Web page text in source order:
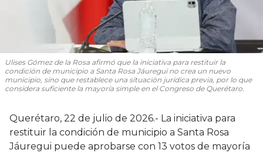
Ulises Gómez de la Rosa afirmó que la iniciativa para restituir la
condición de municipio a Santa Rosa Jáuregui no crea un nuevo
municipio, sino que restablece una situación jurídica previa, por lo que
considera suficiente la mayoría simple en el Congreso de Querétaro.
Querétaro, 22 de julio de 2026.- La iniciativa para
restituir la condición de municipio a Santa Rosa
Jáuregui puede aprobarse con 13 votos de mayoría